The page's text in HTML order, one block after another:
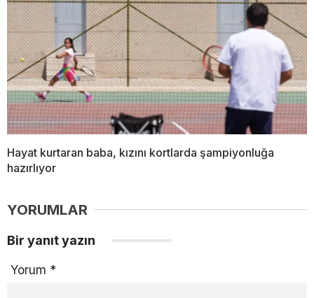
Hayat kurtaran baba, kızını kortlarda şampiyonluğa
hazırlıyor
YORUMLAR
Bir yanıt yazın
Yorum *